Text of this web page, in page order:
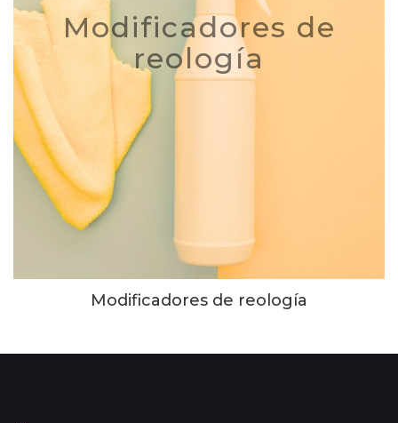
Modificadores de
reología
Modificadores de reología